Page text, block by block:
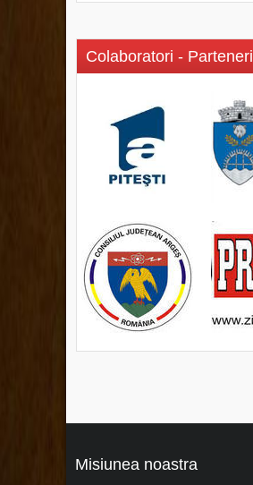
Colaboratori - Parteneri
Misiunea noastra